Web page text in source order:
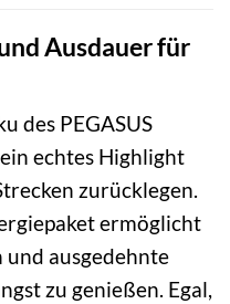
Ausdauer für
des PEGASUS
echtes Highlight
zurücklegen.
ermöglicht
und ausgedehnte
zu genießen. Egal,